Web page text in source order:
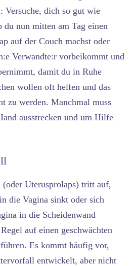
dich so gut wie
nun mitten am Tag einen
auf der Couch machst oder
Verwandte:r vorbeikommt und
damit du in Ruhe
wollen oft helfen und das
zu werden. Manchmal muss
ausstrecken und um Hilfe
Uterusprolaps) tritt auf,
die Vagina sinkt oder sich
in die Scheidenwand
auf einen geschwächten
Es kommt häufig vor,
entwickelt, aber nicht